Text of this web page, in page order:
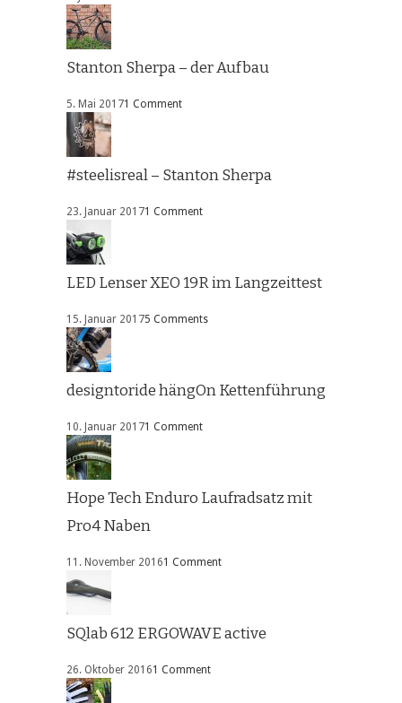
Stanton Sherpa – der Aufbau
5. Mai 20171 Comment
#steelisreal – Stanton Sherpa
23. Januar 20171 Comment
LED Lenser XEO 19R im Langzeittest
15. Januar 20175 Comments
designtoride hängOn Kettenführung
10. Januar 20171 Comment
Hope Tech Enduro Laufradsatz mit
Pro4 Naben
11. November 20161 Comment
SQlab 612 ERGOWAVE active
26. Oktober 20161 Comment